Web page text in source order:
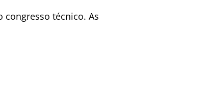
congresso técnico. As